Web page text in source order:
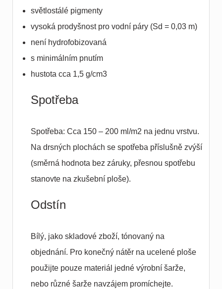
světlostálé pigmenty
vysoká prodyšnost pro vodní páry (Sd = 0,03 m)
není hydrofobizovaná
s minimálním pnutím
hustota cca 1,5 g/cm3
Spotřeba
Spotřeba: Cca 150 – 200 ml/m2 na jednu vrstvu.
Na drsných plochách se spotřeba příslušně zvýší
(směrná hodnota bez záruky, přesnou spotřebu
stanovte na zkušební ploše).
Odstín
Bílý, jako skladové zboží, tónovaný na
objednání. Pro konečný nátěr na ucelené ploše
použijte pouze materiál jedné výrobní šarže,
nebo různé šarže navzájem promíchejte.